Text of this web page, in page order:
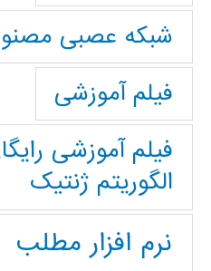
شبکه عصبی
فیلم آموزشی
فیلم آموزشی
الگوریتم ژنتیک
نرم افزار مطلب